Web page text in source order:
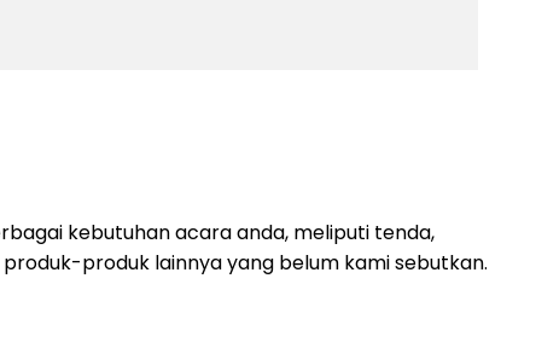
kebutuhan acara anda, meliputi tenda,
produk lainnya yang belum kami sebutkan.